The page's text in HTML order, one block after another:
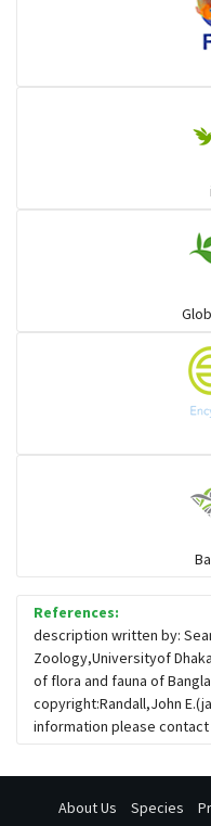
অজানা (Mojarra)
অজানা (Spikefish)
বাইলা ও সহজাত
References:
description written by:
Zoology,Universityof
of flora and fauna of
copyright:Randall,John E.(
information please
About Us Species